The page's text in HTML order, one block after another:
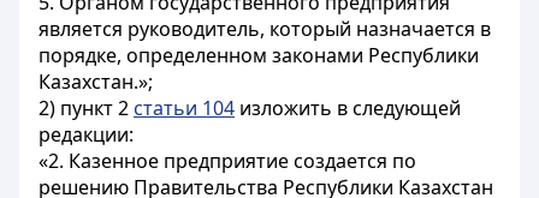
является руководитель, который назначается в
порядке, определенном законами Республики
Казахстан.»;
2) пункт 2 статьи 104 изложить в следующей
редакции:
«2. Казенное предприятие создается по
решению Правительства Республики Казахстан